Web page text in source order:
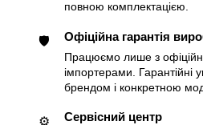
повною комплектацією.
🛡 Офіційна гарантія
Працюємо лише з
імпортерами. Гарантійні
брендом і конкретною
⚙️ Сервісний центр